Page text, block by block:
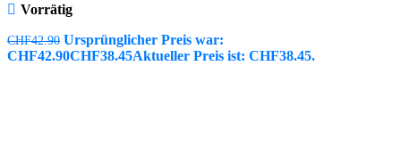
Vorrätig
CHF42.90 Ursprünglicher Preis war:
CHF42.90CHF38.45Aktueller Preis ist: CHF38.45.